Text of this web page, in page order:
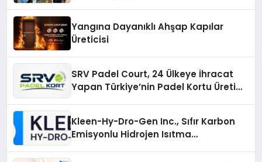
Yangına Dayanıklı Ahşap Kapılar
Üreticisi
SRV Padel Court, 24 Ülkeye İhracat
Yapan Türkiye’nin Padel Kortu Üretim
Kleen-Hy-Dro-Gen Inc., Sıfır Karbon
Emisyonlu Hidrojen Isıtma